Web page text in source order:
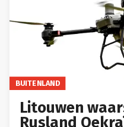
BUITENLAND
Litouwen
Rusland